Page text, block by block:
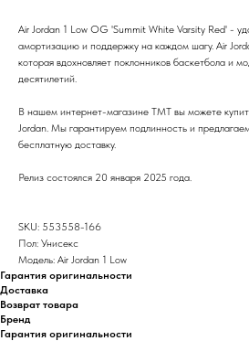
Air Jordan 1 Low OG 'Summit White Varsity Red' -
амортизацию и поддержку на каждом шагу. Air
которая вдохновляет поклонников баскетбола и
десятилетий.
В нашем интернет-магазине TMT вы можете
Jordan. Мы гарантируем подлинность и
бесплатную доставку.
Релиз состоялся 20 января 2025 года.
SKU: 553558-166
Пол: Унисекс
Модель: Air Jordan 1 Low
Гарантия оригинальности
Доставка
Возврат товара
Бренд
Гарантия оригинальности